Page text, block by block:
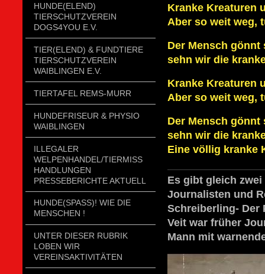
HUNDE(ELEND)
TIERSCHUTZVEREIN
DOGS4YOU E.V.
TIER(ELEND) & FUNDTIERE
TIERSCHUTZVEREIN
WAIBLINGEN E.V.
TIERTAFEL REMS-MURR
HUNDEFRISEUR & PHYSIO
WAIBLINGEN
ILLEGALER
WELPENHANDEL/TIERMISSH
ANDLUNGEN P
RESSEBERICHTE AKTUELL
HUNDE(SPASS)! WIE DIE
MENSCHEN !
UNTER DIESER RUBRIK
LOBEN WIR
VEREINSAKTIVITÄTEN
Kranke Kreaturen
Aber so weit weg,
Der Mensch gönnt
sehn wir die
Kranke Kreaturen
Aber so weit weg,
Der Mensch gönnt
sehn wir die
Eine völlig kranke
Es gibt gleich
Journalisten und
Schreiberling- Der
Veit war früher
Mann mit